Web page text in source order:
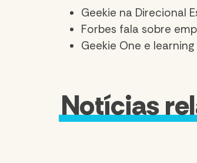
Geekie na Direcional
Forbes fala sobre
Geekie One e
Notícias